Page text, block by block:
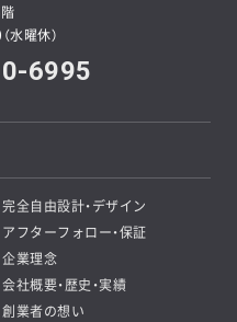
水曜休）
6995
完全自由設計・デザイン
アフターフォロー・保証
企業理念
会社概要・歴史・実績
創業者の想い